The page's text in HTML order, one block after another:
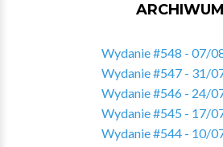
ARCHIWUM
Wydanie #548 - 07/
Wydanie #547 - 31/
Wydanie #546 - 24/
Wydanie #545 - 17/
Wydanie #544 - 10/